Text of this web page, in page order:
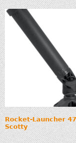
Rocket-Launcher
Scotty